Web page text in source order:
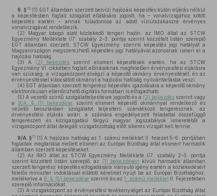
9. §70 (1) EGT államban szerzett belvízi hajózási képesítés külön eljárás nélkül
a képesítésben foglalt szolgálat ellátására jogosít, ha – vonalvizsgához kötött
képesítés esetén – annak tulajdonosa az adott víziútszakaszra érvényes
vonalvizsgával rendelkezik.
(2) Magyar lobogó alatt közlekedő tengeri hajón, az IMO által az STCW
Egyezmény Melléklete I/7. szabály 2–3. pontja szerint közzétett listán szereplő
EGT államban szerzett, STCW Egyezmény szerinti képesítés jogi hatályát a
Magyarországon megszerezhető képesítés jogi hatályával azonosnak ismeri el a
hajózási hatóság.
(3) A (2) bekezdés szerint elismert képesítések esetén, ha az STCW
Egyezmény VI. cikkében foglalt előírásoknak megfelelően érvényesítési eljárásra
van szükség, a vizsgaközpont elvégzi a képesítő okmány érvényesítését, és az
érvényesítéssel kibocsátott okmányt a hajózási hatóság nyilvántartásba veszi.
(4) EGT államban szerzett tengerész képesítés igazolására a képesítő okmány
elektronikusan ellenőrizhető digitális formában is elfogadható.
(5) A vezetői szintű szolgálatteljesítésre jogosító és a (2) bekezdés szerint vagy
a
9/A. § (1) bekezdése szerint elismert képesítő okmánnyal rendelkező és
vezetői beosztásban szolgálatot teljesíteni szándékozó tengerésznek, az
érvényesítési eljárás során, a számára engedélyezett feladattal összefüggő
tengerészeti és közigazgatási tárgyú magyar jogszabályok ismeretéből a
vizsgaközpont által delegált vizsgabizottság előtt sikeres vizsgát kell tennie.
9/A. §71 (1) A hajózási hatóság az 1. számú melléklet II. fejezet 5–6. pontjában
foglaltak megtartása mellett elismeri az Európai Bizottság által elismert harmadik
államban szerzett képesítéseket.
(2) Az IMO által az STCW Egyezmény Melléklete I/7. szabály 2–3. pontja
szerint közzétett listán szereplő, az
(1) bekezdésen kívüli harmadik államban
szerzett tengerész képesítés elfogadására irányuló igény esetén a közlekedésért
felelős miniszter indoklással ellátott kérelmet nyújt be az Európai Bizottsághoz,
mellékelve a 9. § (5) bekezdése szerinti és az1. számú mellékletII. Fejezetében
szereplő információkat.
(3) A vizsgaközpont az érvényesítési tevékenységét az Európai Bizottság által